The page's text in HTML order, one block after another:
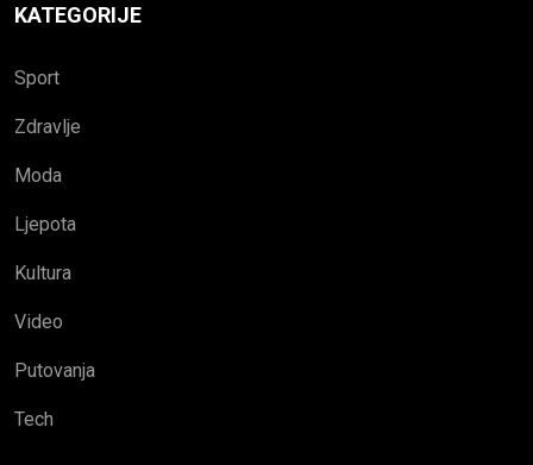
KATEGORIJE
Sport
Zdravlje
Moda
Ljepota
Kultura
Video
Putovanja
Tech